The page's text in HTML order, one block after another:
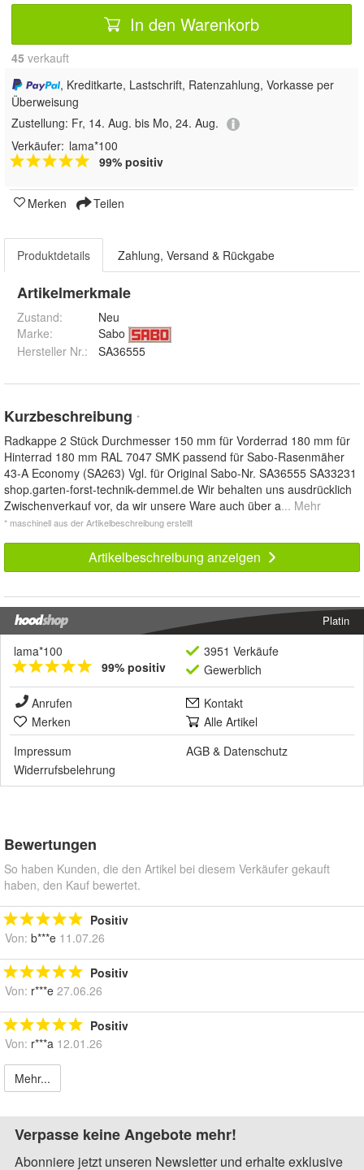
In den Warenkorb
45 verkauft
, Kreditkarte, Lastschrift, Ratenzahlung, Vorkasse per
Überweisung
Zustellung: Fr, 14. Aug. bis Mo, 24. Aug.
Verkäufer: lama*100
99% positiv
Merken Teilen
Produktdetails Zahlung, Versand & Rückgabe
Artikelmerkmale
Zustand:
Neu
Marke:
Sabo
Hersteller Nr.:
SA36555
Kurzbeschreibung *
Radkappe 2 Stück Durchmesser 150 mm für Vorderrad 180 mm für
Hinterrad 180 mm RAL 7047 SMK passend für Sabo-Rasenmäher
43-A Economy (SA263) Vgl. für Original Sabo-Nr. SA36555 SA33231
shop.garten-forst-technik-demmel.de Wir behalten uns ausdrücklich
Zwischenverkauf vor, da wir unsere Ware auch über a... Mehr
* maschinell aus der Artikelbeschreibung erstellt
Artikelbeschreibung anzeigen
Platin
lama*100
99% positiv
3951 Verkäufe
Gewerblich
Anrufen
Kontakt
Merken
Alle Artikel
Impressum
AGB & Datenschutz
Widerrufsbelehrung
Bewertungen
So haben Kunden, die den Artikel bei diesem Verkäufer gekauft
haben, den Kauf bewertet.
Positiv
Von: b***e 11.07.26
Positiv
Von: r***e 27.06.26
Positiv
Von: r***a 12.01.26
Mehr...
Verpasse keine Angebote mehr!
Abonniere jetzt unseren Newsletter und erhalte exklusive